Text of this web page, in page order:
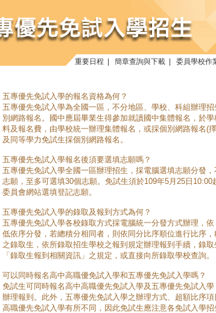
重要日程 簡章查詢與下載 委員學校作
五專優先免試入學的報名資格為何？
五專優先免試入學為全國一區，不分地區、學校、科組辦理
別網路報名。國中應屆畢業生得參加就讀國中集體報名，於
料及報名費，由學校統一辦理集體報名，或採個別網路報名(
及同等學力免試生採個別網路報名。
五專優先免試入學報名後須要選填志願嗎？
五專優先免試入學全國一區辦理招生，採電腦選填志願分發
志願，至多可選填30個志願。免試生須於109年5月25日10:00
委員會網站選填登記志願。
五專優先免試入學的錄取及報到方式為何？
五專優先免試入學各校錄取方式採電腦統一分發方式辦理，
低依序分發，若總積分相同者，則依同分比序順位進行比序
之錄取生，依所錄取招生學校之報到規定辦理報到手續，錄
「錄取生報到相關資訊」之規定，或直接向所錄取學校查詢。
可以同時報名高中高職優免試入學和五專優先免試入學嗎？
免試生可同時報名高中高職優先免試入學及五專優先免試入
辦理報到。此外，五專優先免試入學之辦理方式、超額比序
高職優先免試入學有所不同，因此免試生應注意各免試入學招